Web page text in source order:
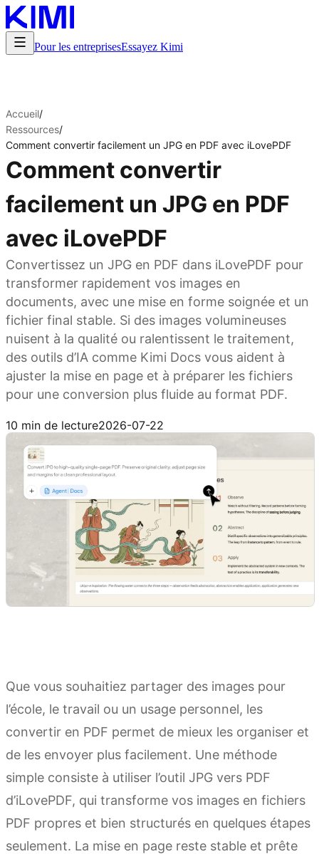
Pour les entreprisesEssayez Kimi
Accueil/
Ressources/
Comment convertir facilement un JPG en PDF avec iLovePDF
Comment convertir
facilement un JPG en PDF
avec iLovePDF
Convertissez un JPG en PDF dans iLovePDF pour
transformer rapidement vos images en
documents, avec une mise en forme soignée et un
fichier final stable. Si des images volumineuses
nuisent à la qualité ou ralentissent le traitement,
des outils d’IA comme Kimi Docs vous aident à
ajuster la mise en page et à préparer les fichiers
pour une conversion plus fluide au format PDF.
10 min de lecture2026-07-22
Que vous souhaitiez partager des images pour
l’école, le travail ou un usage personnel, les
convertir en PDF permet de mieux les organiser et
de les envoyer plus facilement. Une méthode
simple consiste à utiliser l’outil JPG vers PDF
d’iLovePDF, qui transforme vos images en fichiers
PDF propres et bien structurés en quelques étapes
seulement. La mise en page reste stable et prête